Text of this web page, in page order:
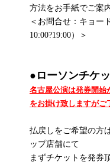
方法をお手紙でご案
＜お問合せ：キョー
10:00?19:00）＞
● ローソンチケ
名古屋公演は発券開始
をお掛け致しますがご
払戻しをご希望の方
ップ店舗にて
まずチケットを発券